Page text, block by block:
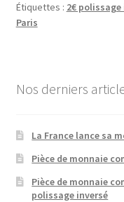
Étiquettes : 2€ polissage
Paris
Nos derniers
La France lance sa
Pièce de monnaie
Pièce de monnaie
polissage inversé